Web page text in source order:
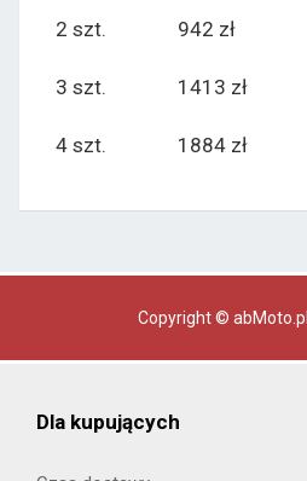
2 szt.
942 zł
3 szt.
1413 zł
4 szt.
1884 zł
Copyright ©
Dla kupujących